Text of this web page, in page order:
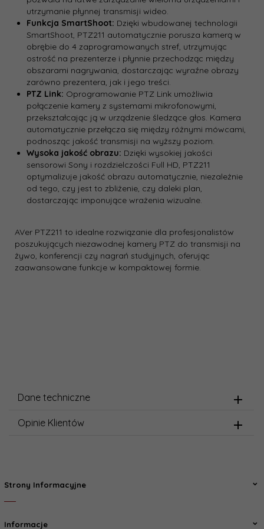
utrzymanie płynnej transmisji wideo.
Funkcja SmartShoot: Dzięki wbudowanej technologii
SmartShoot, PTZ211 automatycznie porusza kamerą w
obrębie do 4 zaprogramowanych stref, utrzymując
ostrość na prezenterze i płynnie przechodząc między
obszarami nagrywania, dostarczając wyraźne obrazy
zarówno prezentera, jak i jego treści.
PTZ Link: Oprogramowanie PTZ Link umożliwia
połączenie kamery z systemami mikrofonowymi,
przekształcając ją w urządzenie śledzące głos. Kamera
automatycznie przełącza się między różnymi mówcami,
podnosząc jakość transmisji na wyższy poziom.
Wysoka jakość obrazu: Dzięki wysokiej jakości
sensorowi Sony i rozdzielczości Full HD, PTZ211
optymalizuje jakość obrazu automatycznie, niezależnie
od tego, czy jest to zbliżenie, czy daleki plan,
dostarczając imponujące wrażenia wizualne.
AVer PTZ211 to idealne rozwiązanie dla profesjonalistów
poszukujących niezawodnej kamery PTZ do transmisji na
żywo, konferencji czy nagrań studyjnych, oferując
zaawansowane funkcje w kompaktowej formie.
Dane techniczne
Opinie Klientów
Strony Informacyjne
Informacje